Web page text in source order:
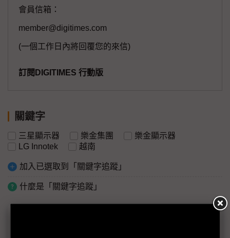
會員信箱：
member@digitimes.com
(一個工作日內將回覆您的來信)
訂閱DIGITIMES 行動版
關鍵字
三星顯示器 樂金集團
樂金顯示器
LG Innotek
越南
加入已選取到「關鍵字追蹤」
什麼是「關鍵字追蹤」